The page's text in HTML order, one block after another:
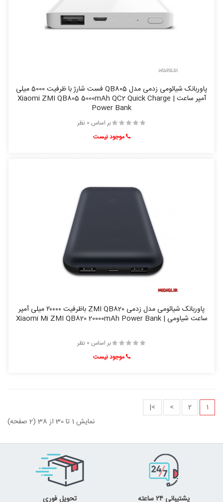
پاوربانک شیائومی زدمی مدل QB805 فست شارژ با ظرفیت 5000 میلی
آمپر ساعت | Xiaomi ZMI QB805 5000mAh QC2 Quick Charge
Power Bank
بر اساس 0 نظر
موجود نیست
پاوربانک شیائومی مدل زدمی ZMI QB820 باظرفیت ۲۰۰۰۰ میلی آمپر
ساعت شیاومی | Xiaomi Mi ZMI QB820 20000mAh Power Bank
بر اساس 0 نظر
موجود نیست
1
2
>
>|
نمایش 1 تا 30 از 38 (2 صفحه)
تحویل فوری پشتیبانی ۲۴ ساعته